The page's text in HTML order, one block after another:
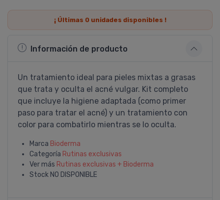
¡ Últimas 0unidades disponibles !
Información de producto
Un tratamiento ideal para pieles mixtas a grasas
que trata y oculta el acné vulgar. Kit completo
que incluye la higiene adaptada (como primer
paso para tratar el acné) y un tratamiento con
color para combatirlo mientras se lo oculta.
Marca Bioderma
Categoría Rutinas exclusivas
Ver más Rutinas exclusivas + Bioderma
Stock NO DISPONIBLE